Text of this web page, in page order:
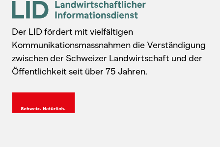
Der LID fördert mit vielfältigen
Kommunikationsmassnahmen die Verständigung
zwischen der Schweizer Landwirtschaft und der
Öffentlichkeit seit über 75 Jahren.